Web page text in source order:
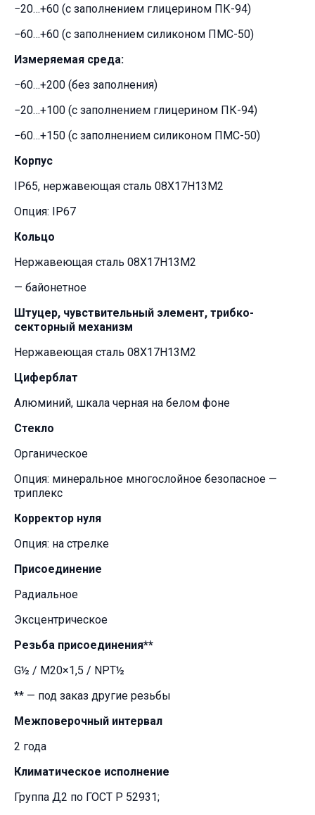
−20…+60 (с заполнением глицерином ПК-94)
−60…+60 (с заполнением силиконом ПМС-50)
Измеряемая среда:
−60…+200 (без заполнения)
−20…+100 (с заполнением глицерином ПК-94)
−60…+150 (с заполнением силиконом ПМС-50)
Корпус
IP65, нержавеющая сталь 08Х17Н13М2
Опция: IP67
Кольцо
Нержавеющая сталь 08Х17Н13М2
— байонетное
Штуцер, чувствительный элемент, трибко-
секторный механизм
Нержавеющая сталь 08Х17Н13М2
Циферблат
Алюминий, шкала черная на белом фоне
Стекло
Органическое
Опция: минеральное многослойное безопасное —
триплекс
Корректор нуля
Опция: на стрелке
Присоединение
Радиальное
Эксцентрическое
Резьба присоединения**
G½ / M20×1,5 / NPT½
** — под заказ другие резьбы
Межповерочный интервал
2 года
Климатическое исполнение
Группа Д2 по ГОСТ Р 52931;